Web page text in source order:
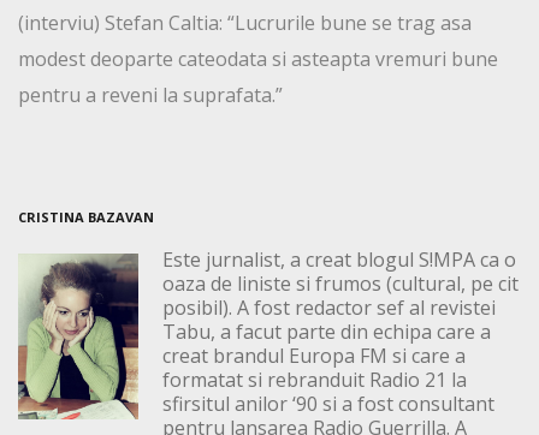
(interviu) Stefan Caltia: “Lucrurile bune se trag asa
modest deoparte cateodata si asteapta vremuri bune
pentru a reveni la suprafata.”
CRISTINA BAZAVAN
Este jurnalist, a creat blogul S!MPA ca o
oaza de liniste si frumos (cultural, pe cit
posibil). A fost redactor sef al revistei
Tabu, a facut parte din echipa care a
creat brandul Europa FM si care a
formatat si rebranduit Radio 21 la
sfirsitul anilor ‘90 si a fost consultant
pentru lansarea Radio Guerrilla. A